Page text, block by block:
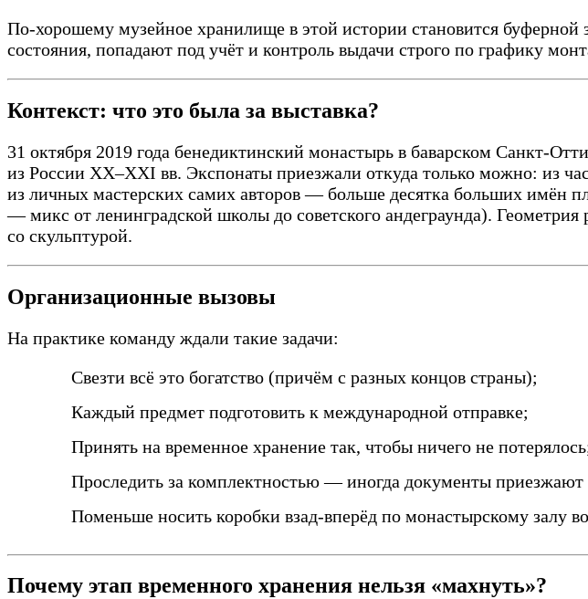
По-хорошему музейное хранилище в этой истории становится
состояния, попадают под учёт и контроль выдачи строго по графику
Контекст: что это была за выставка?
31 октября 2019 года бенедиктинский монастырь в баварском Санкт-
из России XX–XXI вв. Экспонаты приезжали откуда только можно: из
из личных мастерских самих авторов — больше десятка больших имён
— микс от ленинградской школы до советского андеграунда).
со скульптурой.
Организационные вызовы
На практике команду ждали такие задачи:
Свезти всё это богатство (причём с разных концов страны);
Каждый предмет подготовить к международной отправке;
Принять на временное хранение так, чтобы ничего не
Проследить за комплектностью — иногда документы приезжают
Поменьше носить коробки взад-вперёд по монастырскому залу
Почему этап временного хранения нельзя «махнуть»?